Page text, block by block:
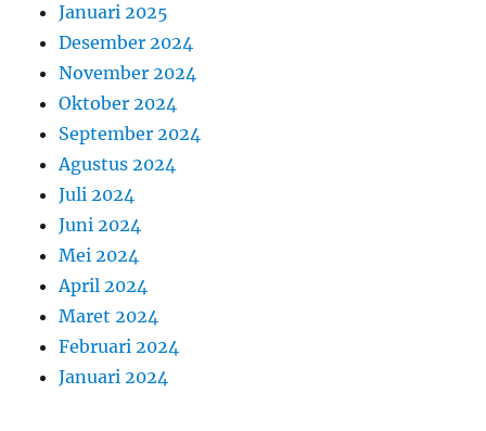
Januari 2025
Desember 2024
November 2024
Oktober 2024
September 2024
Agustus 2024
Juli 2024
Juni 2024
Mei 2024
April 2024
Maret 2024
Februari 2024
Januari 2024